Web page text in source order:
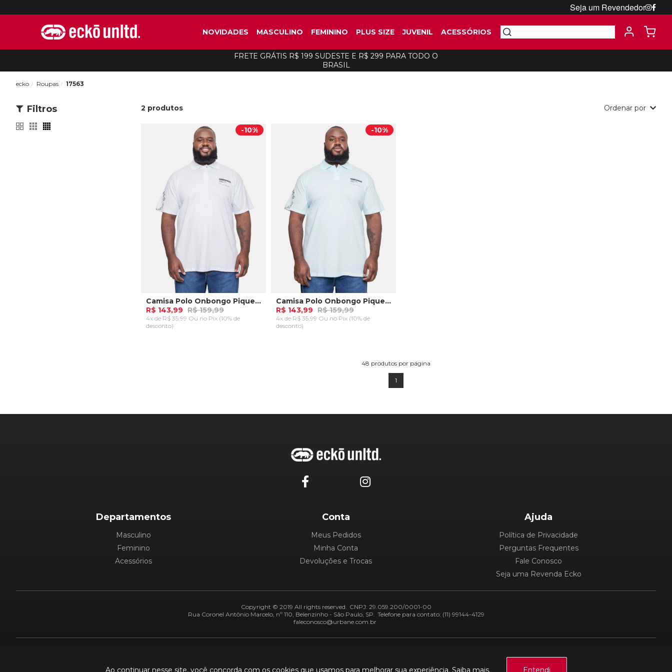
Seja um Revendedor
NOVIDADES MASCULINO FEMININO PLUS SIZE JUVENIL ACESSÓRIOS
FRETE GRÁTIS R$ 199 SUDESTE E R$ 299 PARA TODO O
BRASIL
Ao continuar nesse site, você concorda com os cookies que usamos para melhorar sua experiência. Saiba mais. Entendi
ecko Roupas 17563
Filtros 2 produtos Ordenar por
-10%
Camisa Polo Onbongo Piquet Plus Size Masculina Branca
R$ 143,99 R$ 159,99
4x de R$ 35,99 Ou no Pix (10% de
desconto)
-10%
Camisa Polo Onbongo Piquet Plus Size Masculina Azul
R$ 143,99 R$ 159,99
4x de R$ 35,99 Ou no Pix (10% de
desconto)
48 produtos por página
1
Departamentos
Masculino
Feminino
Acessórios
Conta
Meus Pedidos
Minha Conta
Devoluções e Trocas
Ajuda
Política de Privacidade
Perguntas Frequentes
Fale Conosco
Seja uma Revenda Ecko
Copyright © 2019 All rights reserved. CNPJ: 29.059.200/0001-00
Rua Coronel Antônio Marcelo, nº 110, Belenzinho - São Paulo, SP. Telefone para contato: (11) 99144-4129
faleconosco@urbane.com.br